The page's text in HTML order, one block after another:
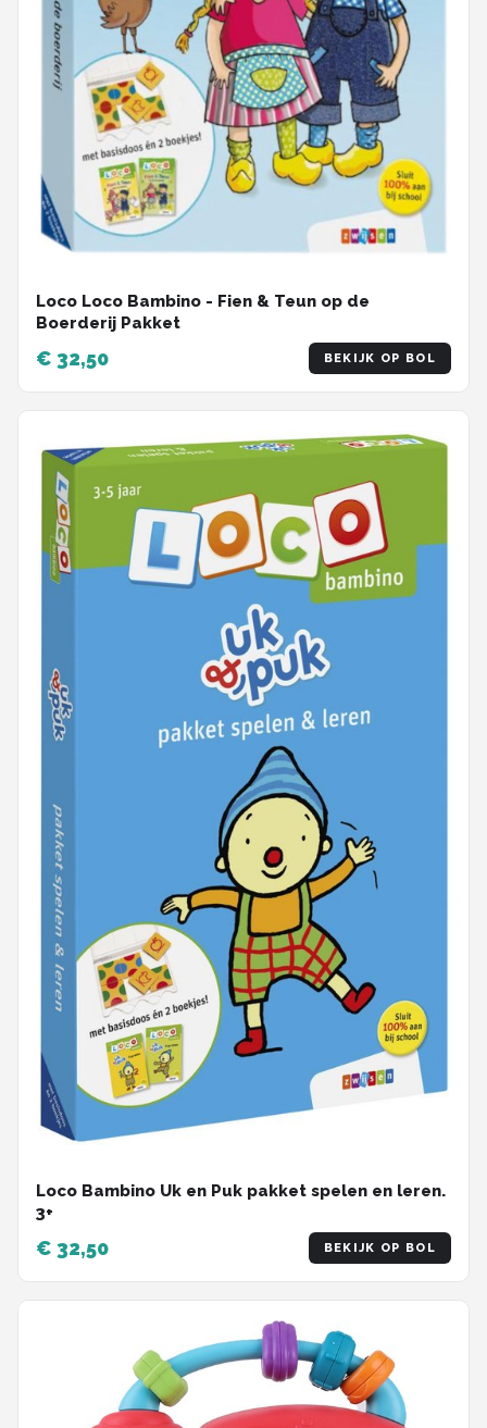
Loco Loco Bambino - Fien & Teun op de
Boerderij Pakket
€ 32,50 BEKIJK OP BOL
Loco Bambino Uk en Puk pakket spelen en leren.
3+
€ 32,50 BEKIJK OP BOL